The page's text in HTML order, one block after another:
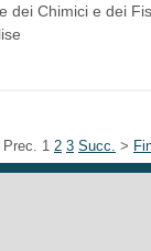
dei Chimici e dei
Prec. 1 2 3 Succ. >